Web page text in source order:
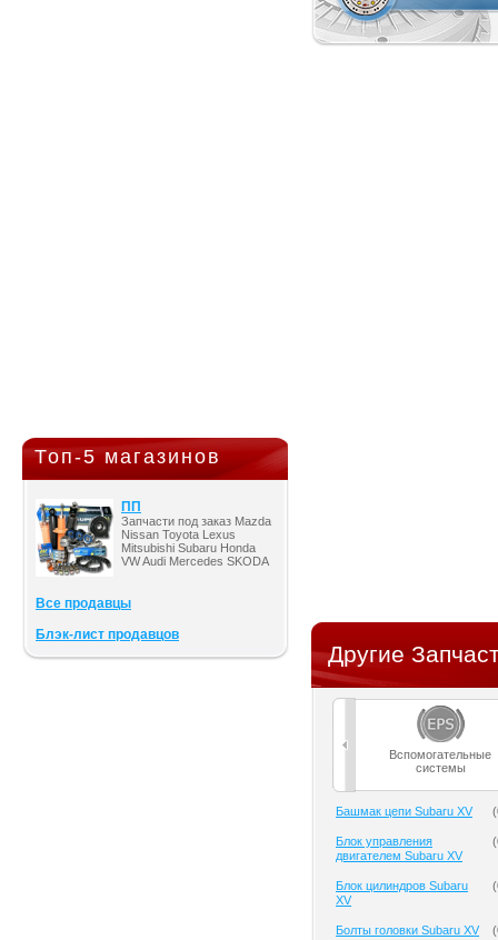
Топ-5 магазинов
ПП
Запчасти под заказ Mazda
Nissan Toyota Lexus
Mitsubishi Subaru Honda
VW Audi Mercedes SKODA
Все продавцы
Блэк-лист продавцов
Другие
Вспомогательные
системы
Башмак цепи Subaru XV (
Блок управления
двигателем Subaru XV
(
Блок цилиндров Subaru
XV
(
Болты головки Subaru XV (